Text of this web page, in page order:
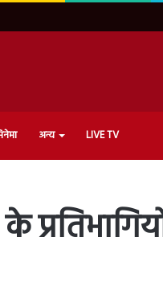
अन्य LIVE TV